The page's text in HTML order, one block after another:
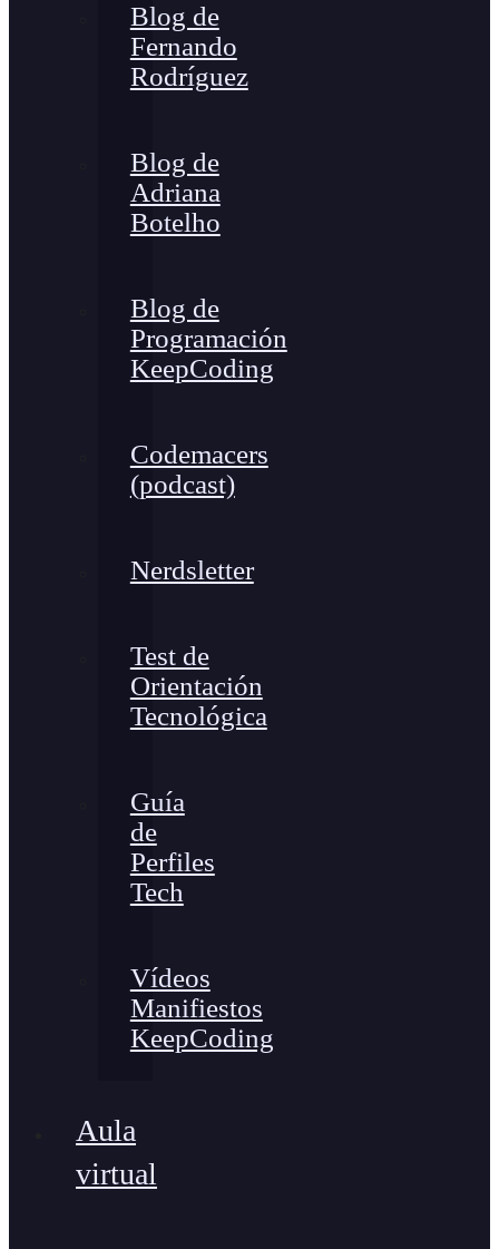
Blog de
Fernando
Rodríguez
Blog de
Adriana
Botelho
Blog de
Programación
KeepCoding
Codemacers
(podcast)
Nerdsletter
Test de
Orientación
Tecnológica
Guía
de
Perfiles
Tech
Vídeos
Manifiestos
KeepCoding
Aula
virtual